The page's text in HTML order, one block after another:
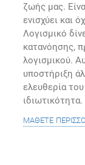
ζωής μας.
ενισχύει και
Λογισμικό
κατανόησης,
λογισμικού.
υποστήριξη
ελευθερία
ιδιωτικότητα.
μάθετε